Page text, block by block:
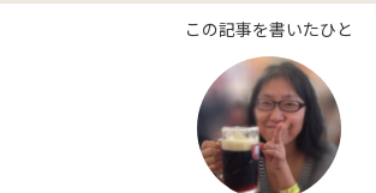
この記事を書いたひと